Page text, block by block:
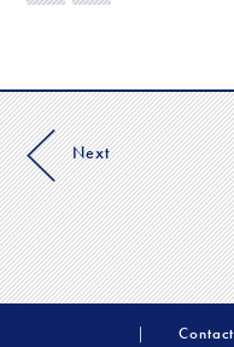
Next
Contact